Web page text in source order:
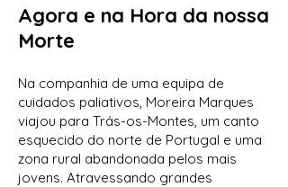
Agora e na Hora da nossa
Morte
Na companhia de uma equipa de
cuidados paliativos, Moreira Marques
viajou para Trás-os-Montes, um canto
esquecido do norte de Portugal e uma
zona rural abandonada pelos mais
jovens. Atravessando grandes